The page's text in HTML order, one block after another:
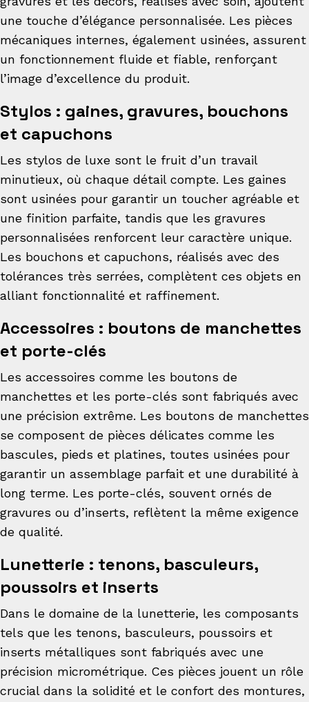
une touche d’élégance personnalisée. Les pièces
mécaniques internes, également usinées, assurent
un fonctionnement fluide et fiable, renforçant
l’image d’excellence du produit.
Stylos : gaines, gravures, bouchons
et capuchons
Les stylos de luxe sont le fruit d’un travail
minutieux, où chaque détail compte. Les gaines
sont usinées pour garantir un toucher agréable et
une finition parfaite, tandis que les gravures
personnalisées renforcent leur caractère unique.
Les bouchons et capuchons, réalisés avec des
tolérances très serrées, complètent ces objets en
alliant fonctionnalité et raffinement.
Accessoires : boutons de manchettes
et porte-clés
Les accessoires comme les boutons de
manchettes et les porte-clés sont fabriqués avec
une précision extrême. Les boutons de manchettes
se composent de pièces délicates comme les
bascules, pieds et platines, toutes usinées pour
garantir un assemblage parfait et une durabilité à
long terme. Les porte-clés, souvent ornés de
gravures ou d’inserts, reflètent la même exigence
de qualité.
Lunetterie : tenons, basculeurs,
poussoirs et inserts
Dans le domaine de la lunetterie, les composants
tels que les tenons, basculeurs, poussoirs et
inserts métalliques sont fabriqués avec une
précision micrométrique. Ces pièces jouent un rôle
crucial dans la solidité et le confort des montures,